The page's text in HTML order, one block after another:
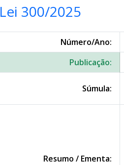
Lei 300/2025
Número/Ano:
Publicação:
Súmula:
Resumo / Ementa: